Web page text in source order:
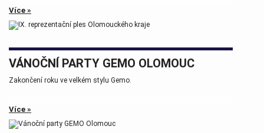
Více »
VÁNOČNÍ PARTY GEMO OLOMOUC
Zakončení roku ve velkém stylu Gemo.
Více »